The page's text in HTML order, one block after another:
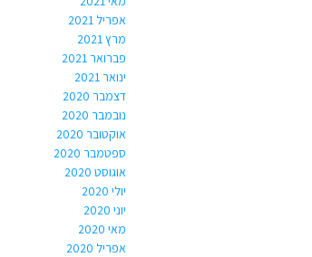
אפריל 2021
מרץ 2021
פברואר 2021
ינואר 2021
דצמבר 2020
נובמבר 2020
אוקטובר 2020
ספטמבר 2020
אוגוסט 2020
יולי 2020
יוני 2020
מאי 2020
אפריל 2020